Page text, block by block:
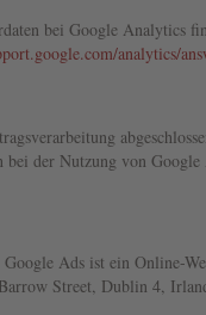
bei Google Analytics
analytics/
bei der Nutzung von
Ads ist ein Online-
Street, Dublin 4,